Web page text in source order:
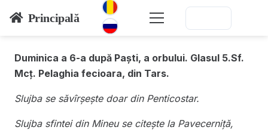
Principală
Duminica a 6-a după Paști, a orbului. Glasul 5.Sf.
Mcț. Pelaghia fecioara, din Tars.
Slujba se săvîrșește doar din Penticostar.
Slujba sfintei din Mineu se citește la Pavecerniță,